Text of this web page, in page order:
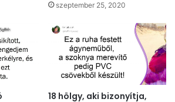
szeptember 25, 2020
18 hölgy, aki bizonyítja,